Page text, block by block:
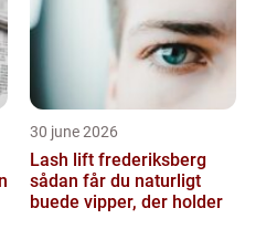
30 june 2026
Lash lift frederiksberg
sådan får du naturligt
buede vipper, der holder